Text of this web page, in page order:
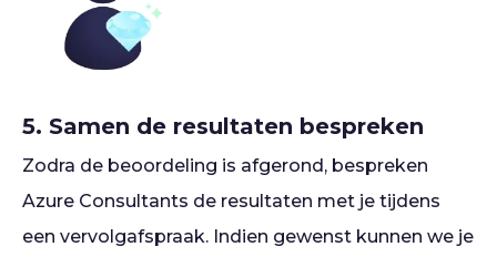
5. Samen de resultaten bespreken
Zodra de beoordeling is afgerond, bespreken
Azure Consultants de resultaten met je tijdens
een vervolgafspraak. Indien gewenst kunnen we je